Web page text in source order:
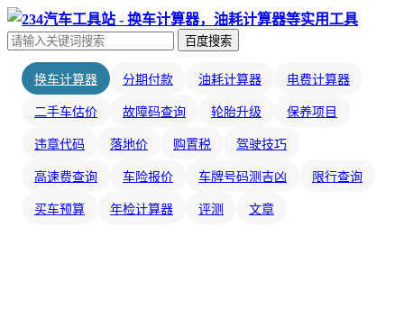
百度搜索
换车计算器 分期付款 油耗计算器 电费计算器
二手车估价 故障码查询 轮胎升级 保养项目
违章代码 落地价 购置税 驾驶技巧
高速费查询 车险报价 车牌号码测吉凶 限行查询
买车预算 年检计算器 评测 文章